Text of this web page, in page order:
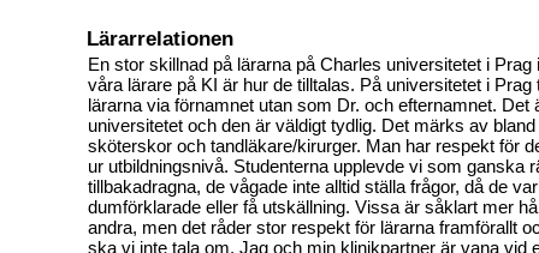
Lärarrelationen
En stor skillnad på lärarna på Charles universitetet i Prag
våra lärare på KI är hur de tilltalas. På universitetet i Prag
lärarna via förnamnet utan som Dr. och efternamnet. Det
universitetet och den är väldigt tydlig. Det märks av
sköterskor och tandläkare/kirurger. Man har respekt för
ur utbildningsnivå. Studenterna upplevde vi som ganska
tillbakadragna, de vågade inte alltid ställa frågor, då de
dumförklarade eller få utskällning. Vissa är såklart mer
andra, men det råder stor respekt för lärarna framförallt
ska vi inte tala om. Jag och min klinikpartner är vana vid